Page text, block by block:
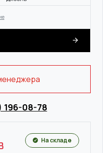
196-08-78
На складе